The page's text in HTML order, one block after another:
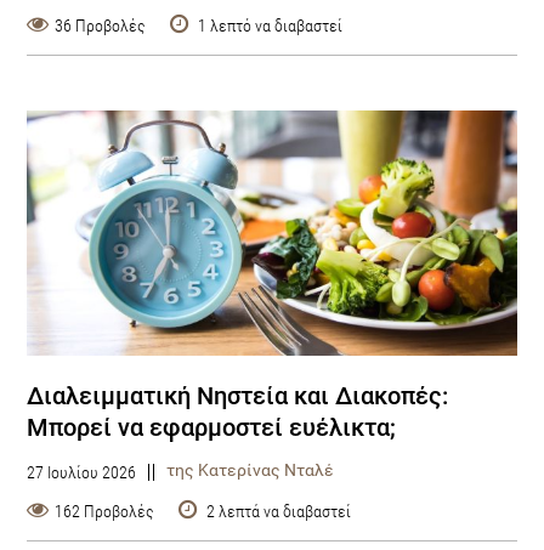
36 Προβολές 1 λεπτό να διαβαστεί
Διαλειμματική Νηστεία και Διακοπές:
Μπορεί να εφαρμοστεί ευέλικτα;
27 Ιουλίου 2026 της Κατερίνας Νταλέ
162 Προβολές 2 λεπτά να διαβαστεί